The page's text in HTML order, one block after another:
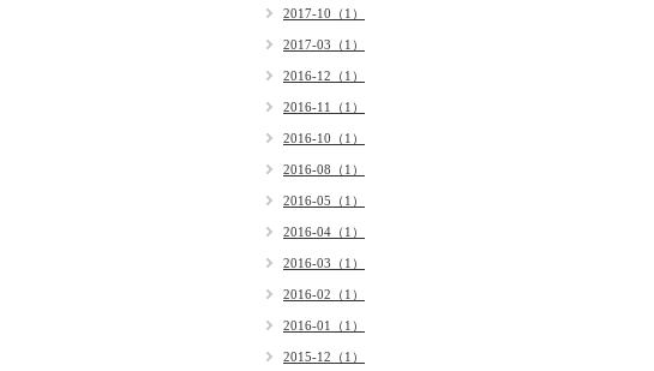
2017-10（1）
2017-03（1）
2016-12（1）
2016-11（1）
2016-10（1）
2016-08（1）
2016-05（1）
2016-04（1）
2016-03（1）
2016-02（1）
2016-01（1）
2015-12（1）